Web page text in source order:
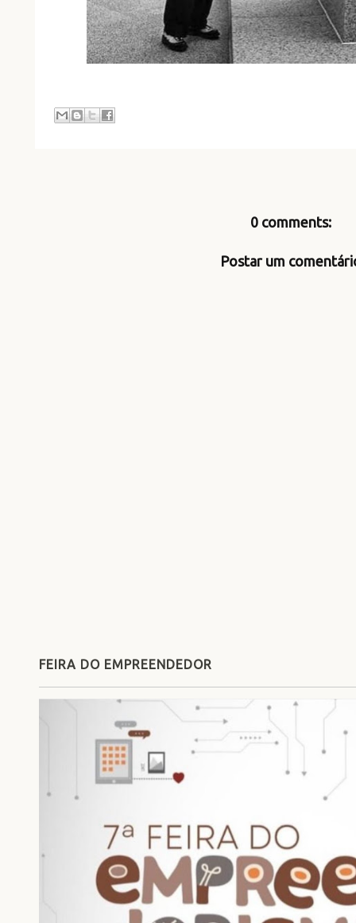
0 comments:
Postar um
FEIRA DO EMPREENDEDOR